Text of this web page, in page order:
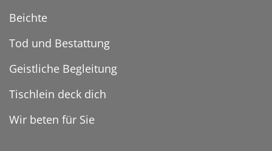
Beichte
Tod und Bestattung
Geistliche Begleitung
Tischlein deck dich
Wir beten für Sie